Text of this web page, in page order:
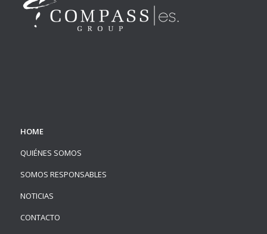
HOME
QUIÉNES SOMOS
SOMOS RESPONSABLES
NOTICIAS
CONTACTO